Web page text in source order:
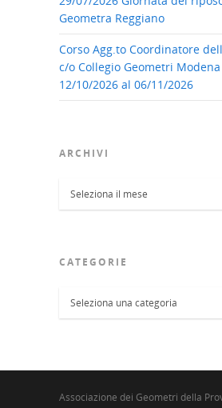
Geometra Reggiano
Corso Agg.to Coordinatore
c/o Collegio Geometri Modena
12/10/2026 al 06/11/2026
ARCHIVI
CATEGORIE
Associazione dei Geometri della